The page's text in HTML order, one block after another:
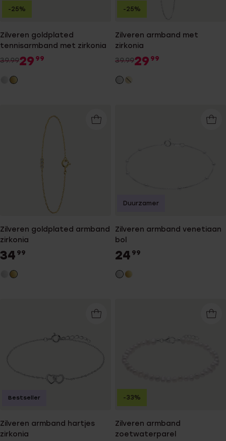
Zilveren goldplated
tennisarmband met zirkonia
39.9929 99
-25%
Zilveren armband met
zirkonia
39.9929 99
-25%
Zilveren goldplated armband
zirkonia
34 99
Zilveren armband venetiaan
bol
24 99
Duurzamer
Zilveren armband hartjes
zirkonia
Bestseller
Zilveren armband
zoetwaterparel
-33%